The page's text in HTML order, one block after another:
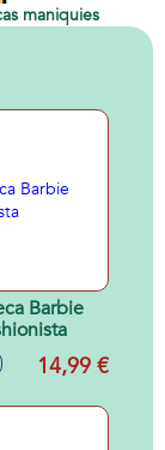
maniquies
Barbie
14,99 €